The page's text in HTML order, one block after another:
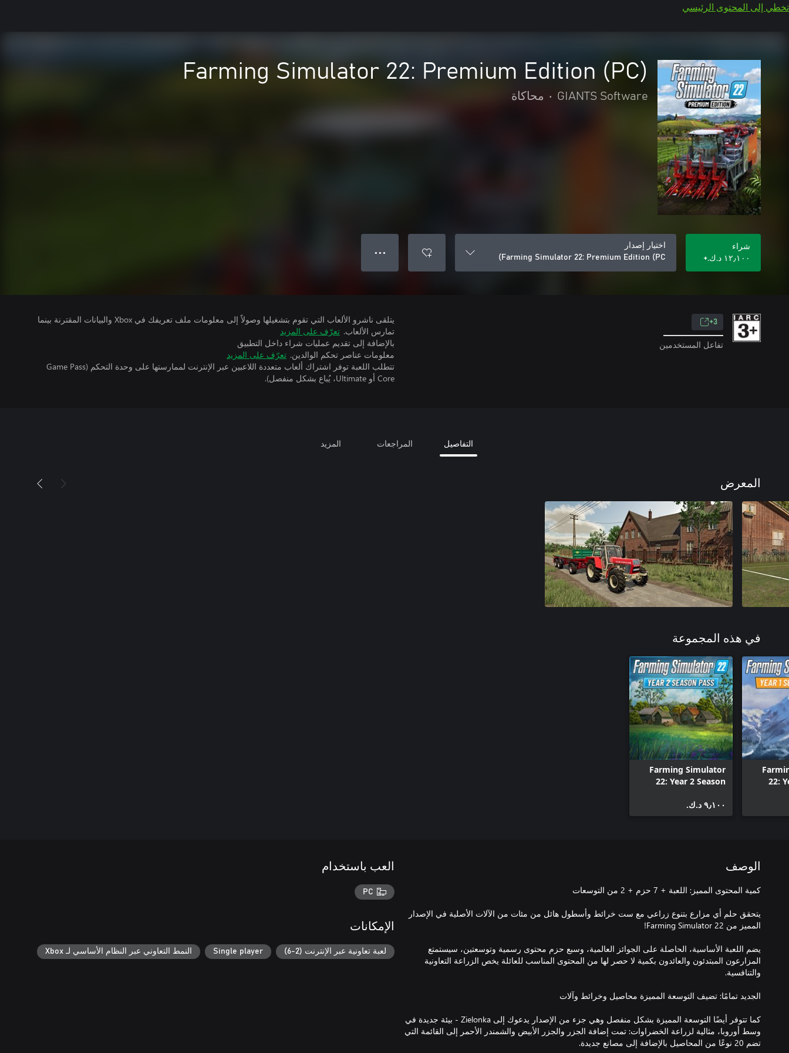
تخطي إلى المحتوى الرئيسي
Farming Simulator 22: Premium Edition (PC)
GIANTS Software
• محاكاة
شراء
١٢٫١٠٠ د.ك.‏+
اختيار إصدار
Farming Simulator 22: Premium Edition (PC)
● ● ●
3+
تفاعل المستخدمين
يتلقى ناشرو الألعاب التي تقوم بتشغيلها وصولاً إلى معلومات ملف تعريفك في Xbox والبيانات المقترنة بينما
تمارس الألعاب. تعرّف على المزيد
بالإضافة إلى تقديم عمليات شراء داخل التطبيق
معلومات عناصر تحكم الوالدين. تعرّف على المزيد
تتطلب اللعبة توفر اشتراك ألعاب متعددة اللاعبين عبر الإنترنت لممارستها على وحدة التحكم (Game Pass
Core أو Ultimate، يُباع بشكل منفصل).
التفاصيل المراجعات المزيد
المعرض
في هذه المجموعة
22:
Farming Simulator
22: Year 2 Season
٩٫١٠٠ د.ك.‏
الوصف
يتحقق حلم أي مزارع بتنوع زراعي مع ست خرائط وأسطول هائل من مئات من الآلات الأصلية في الإصدار
يضم اللعبة الأساسية، الحاصلة على الجوائز العالمية، وسبع حزم محتوى رسمية وتوسعتين، سيستمتع
المزارعون المبتدئون والعائدون بكمية لا حصر لها من المحتوى المناسب للعائلة يخص الزراعة التعاونية
كما تتوفر أيضًا التوسعة المميزة بشكل منفصل وهي جزء من الإصدار يدعوك إلى Zielonka - بيئة جديدة في
وسط أوروبا، مثالية لزراعة الخضراوات: تمت إضافة الجزر والجزر الأبيض والشمندر الأحمر إلى القائمة التي
العب باستخدام
PC
الإمكانات
لعبة تعاونية عبر الإنترنت (2-6) Single player النمط التعاوني عبر النظام الأساسي لـ Xbox